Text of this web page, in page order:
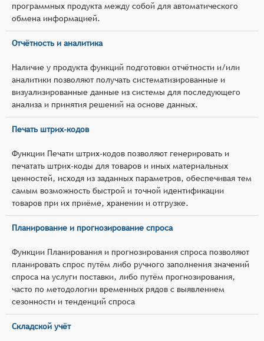
программных продукта между собой для автоматического
обмена информацией.
Отчётность и аналитика
Наличие у продукта функций подготовки отчётности и/или
аналитики позволяют получать систематизированные и
визуализированные данные из системы для последующего
анализа и принятия решений на основе данных.
Печать штрих-кодов
Функции Печати штрих-кодов позволяют генерировать и
печатать штрих-коды для товаров и иных материальных
ценностей, исходя из заданных параметров, обеспечивая тем
самым возможность быстрой и точной идентификации
товаров при их приёме, хранении и отгрузке.
Планирование и прогнозирование спроса
Функции Планирования и прогнозирования спроса позволяют
планировать спрос путём либо ручного заполнения значений
спроса на услуги поставки, либо путём прогнозирования,
часто по методологии временных рядов с выявлением
сезонности и тенденций спроса
Складской учёт